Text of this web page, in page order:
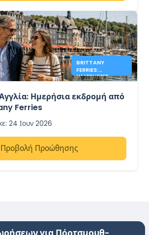
BRITTANY
FERRIES:
ΗΜΕΡΉΣΙΕΣ
ΑΓΓΛΊΑ ΑΠΌ 41€
Ημερήσια εκδρομή από
Ferries
: 24 Ιουν 2026
Προβολή Προώθησης